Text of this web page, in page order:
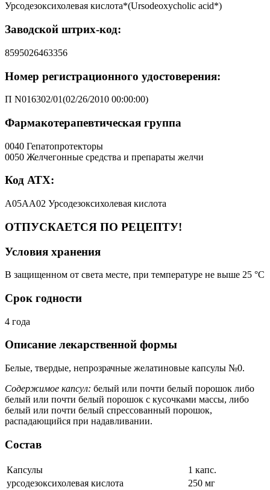
Урсодезоксихолевая кислота*(Ursodeoxycholic acid*)
Заводской штрих-код:
8595026463356
Номер регистрационного удостоверения:
П N016302/01(02/26/2010 00:00:00)
Фармакотерапевтическая группа
0040 Гепатопротекторы
0050 Желчегонные средства и препараты желчи
Код АТХ:
A05AA02 Урсодезоксихолевая кислота
ОТПУСКАЕТСЯ ПО РЕЦЕПТУ!
Условия хранения
В защищенном от света месте, при температуре не выше 25 °C
Срок годности
4 года
Описание лекарственной формы
Белые, твердые, непрозрачные желатиновые капсулы №0.
Содержимое капсул: белый или почти белый порошок либо
белый или почти белый порошок с кусочками массы, либо
белый или почти белый спрессованный порошок,
распадающийся при надавливании.
Состав
Капсулы
1 капс.
урсодезоксихолевая кислота
250 мг